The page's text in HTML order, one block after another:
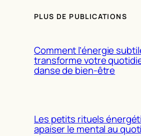
PLUS DE PUBLICATIONS
Comment l’énergie
transforme votre
danse de bien-être
Les petits rituels
apaiser le mental au